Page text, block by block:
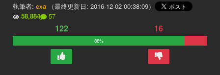
執筆者: exa （最終更新日: 2016-12-02 00:38:09）
58,884
57
122 16
88%